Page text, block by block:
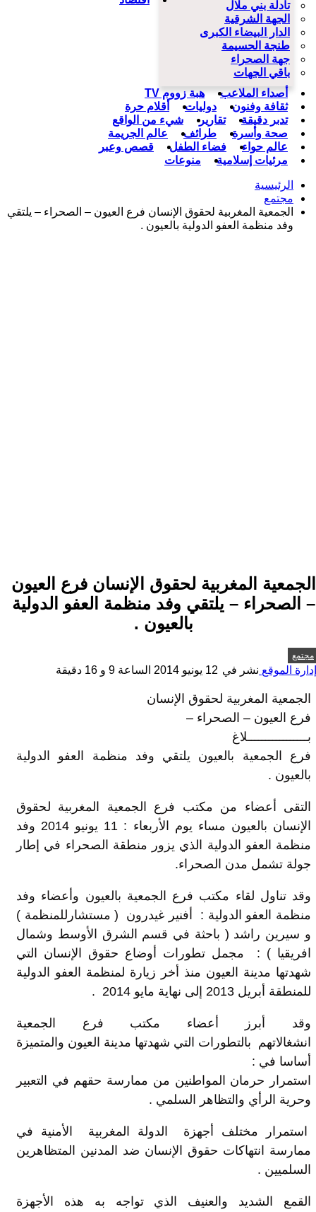
تادلة بني ملال
الجهة الشرقية
الدار البيضاء الكبرى
طنجة الحسيمة
جهة الصحراء
باقي الجهات
أصداء الملاعب
هبة زووم TV
ثقافة وفنون
دوليات
أقلام حرة
تدبر دقيقة
تقارير
شيء من الواقع
صحة وأسرة
طرائف
عالم الجريمة
عالم حواء
فضاء الطفل
قصص وعبر
مرئيات إسلامية
منوعات
الرئيسية
مجتمع
الجمعية المغربية لحقوق الإنسان فرع العيون – الصحراء – يلتقي
وفد منظمة العفو الدولية بالعيون .
الجمعية المغربية لحقوق الإنسان فرع العيون
– الصحراء – يلتقي وفد منظمة العفو الدولية
بالعيون .
مجتمع
إدارة الموقع نشر في 12 يونيو 2014 الساعة 9 و 16 دقيقة
الجمعية المغربية لحقوق الإنسان
فرع العيون – الصحراء –
بـــــــــــــــــلاغ
فرع الجمعية بالعيون يلتقي وفد منظمة العفو الدولية
بالعيون .
التقى أعضاء من مكتب فرع الجمعية المغربية لحقوق
الإنسان بالعيون مساء يوم الأربعاء : 11 يونيو 2014 وفد
منظمة العفو الدولية الذي يزور منطقة الصحراء في إطار
جولة تشمل مدن الصحراء.
وقد تناول لقاء مكتب فرع الجمعية بالعيون وأعضاء وفد
منظمة العفو الدولية : أفنير غيدرون ( مستشارللمنظمة )
و سيرين راشد ( باحثة في قسم الشرق الأوسط وشمال
افريقيا ) : مجمل تطورات أوضاع حقوق الإنسان التي
شهدتها مدينة العيون منذ أخر زيارة لمنظمة العفو الدولية
للمنطقة أبريل 2013 إلى نهاية مايو 2014 .
وقد أبرز أعضاء مكتب فرع الجمعية
انشغالاتهم بالتطورات التي شهدتها مدينة العيون والمتميزة
أساسا في :
استمرار حرمان المواطنين من ممارسة حقهم في التعبير
وحرية الرأي والتظاهر السلمي .
استمرار مختلف أجهزة الدولة المغربية الأمنية في
ممارسة انتهاكات حقوق الإنسان ضد المدنين المتظاهرين
السلميين .
القمع الشديد والعنيف الذي تواجه به هذه الأجهزة